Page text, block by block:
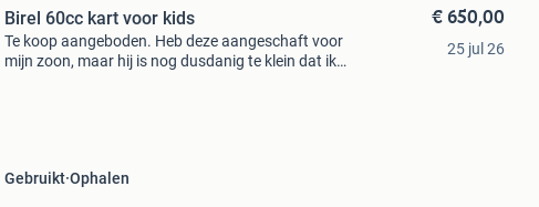
Birel 60cc kart voor kids
Te koop aangeboden. Heb deze aangeschaft voor
mijn zoon, maar hij is nog dusdanig te klein dat ik
Gebruikt Ophalen
€ 650,00
25 jul 26